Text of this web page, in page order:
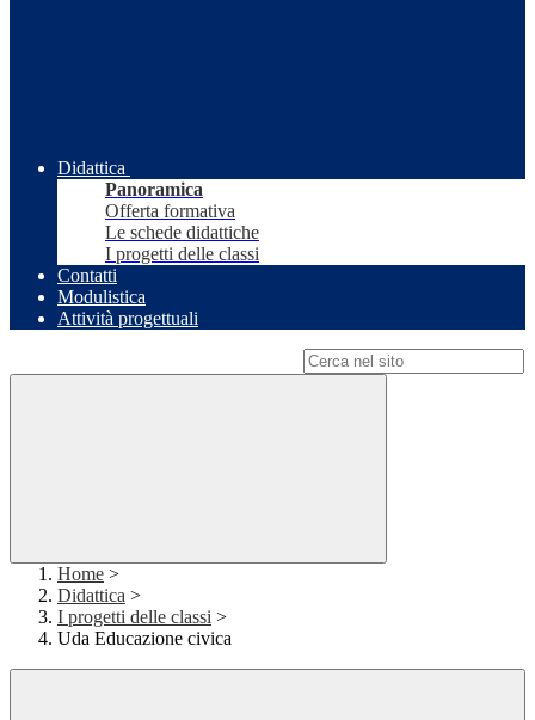
Didattica
Panoramica
Offerta formativa
Le schede didattiche
I progetti delle classi
Contatti
Modulistica
Attività progettuali
Home >
Didattica >
I progetti delle classi >
Uda Educazione civica